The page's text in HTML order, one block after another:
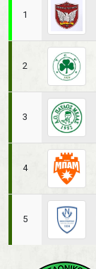
1
2
3
4
5